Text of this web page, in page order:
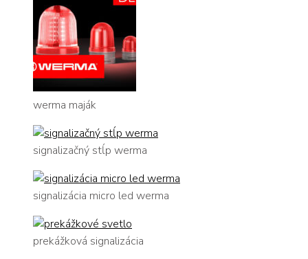
werma maják
signalizačný stĺp werma
signalizácia micro led werma
prekážková signalizácia